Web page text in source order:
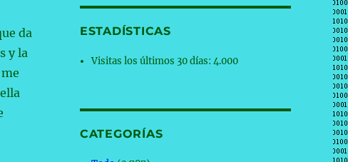
da
y la
ESTADÍSTICAS
Visitas los últimos 30 días:4.000
CATEGORÍAS